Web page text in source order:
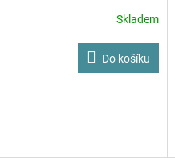
Skladem
Do košíku